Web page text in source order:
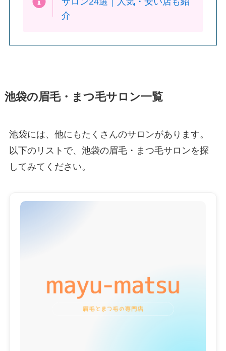
介
池袋の眉毛・まつ毛サロン一覧
池袋には、他にもたくさんのサロンがあります。
以下のリストで、池袋の眉毛・まつ毛サロンを探
してみてください。